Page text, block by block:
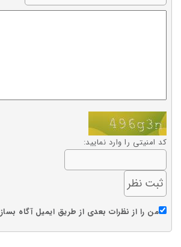
کد امنیتی را وارد نمایید:
من را از نظرات بعدی از طریق ایمیل آگاه بساز